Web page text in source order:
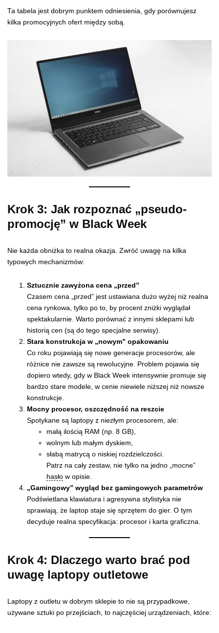
Ta tabela jest dobrym punktem odniesienia, gdy porównujesz
kilka promocyjnych ofert między sobą.
Krok 3: Jak rozpoznać „pseudo-
promocję” w Black Week
Nie każda obniżka to realna okazja. Zwróć uwagę na kilka
typowych mechanizmów:
Sztucznie zawyżona cena „przed”
Czasem cena „przed” jest ustawiana dużo wyżej niż realna
cena rynkowa, tylko po to, by procent zniżki wyglądał
spektakularnie. Warto porównać z innymi sklepami lub
historią cen (są do tego specjalne serwisy).
Stara konstrukcja w „nowym” opakowaniu
Co roku pojawiają się nowe generacje procesorów, ale
różnice nie zawsze są rewolucyjne. Problem pojawia się
dopiero wtedy, gdy w Black Week intensywnie promuje się
bardzo stare modele, w cenie niewiele niższej niż nowsze
konstrukcje.
Mocny procesor, oszczędność na reszcie
Spotykane są laptopy z niezłym procesorem, ale:
małą ilością RAM (np. 8 GB),
wolnym lub małym dyskiem,
słabą matrycą o niskiej rozdzielczości.
Patrz na cały zestaw, nie tylko na jedno „mocne”
hasło w opisie.
„Gamingowy” wygląd bez gamingowych parametrów
Podświetlana klawiatura i agresywna stylistyka nie
sprawiają, że laptop staje się sprzętem do gier. O tym
decyduje realna specyfikacja: procesor i karta graficzna.
Krok 4: Dlaczego warto brać pod
uwagę laptopy outletowe
Laptopy z outletu w dobrym sklepie to nie są przypadkowe,
używane sztuki po przejściach, to najczęściej urządzeniach, które: